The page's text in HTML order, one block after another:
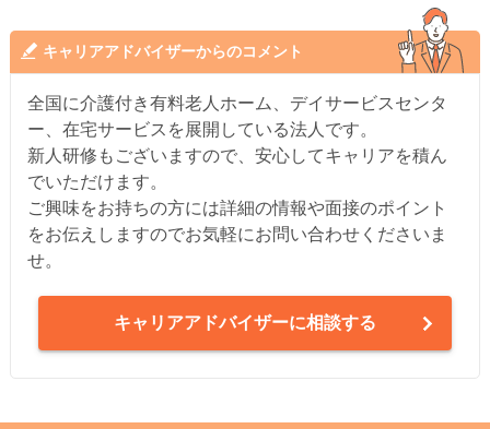
キャリアアドバイザーからのコメント
全国に介護付き有料老人ホーム、デイサービスセンタ
ー、在宅サービスを展開している法人です。
新人研修もございますので、安心してキャリアを積ん
でいただけます。
ご興味をお持ちの方には詳細の情報や面接のポイント
をお伝えしますのでお気軽にお問い合わせくださいま
せ。
キャリアアドバイザーに相談する